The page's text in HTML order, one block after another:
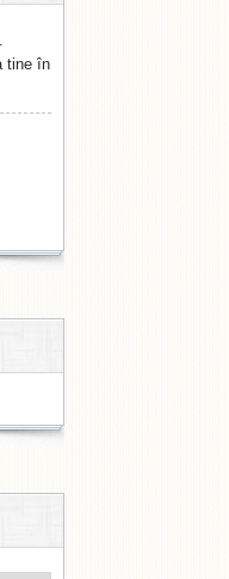
tine în